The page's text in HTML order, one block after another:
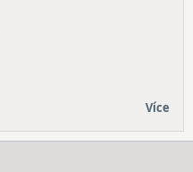
Více